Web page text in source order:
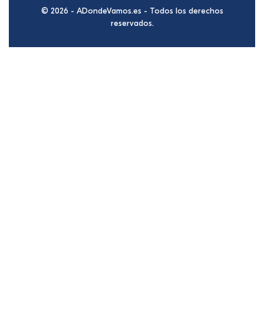
© 2026 - ADondeVamos.es - Todos los derechos
reservados.